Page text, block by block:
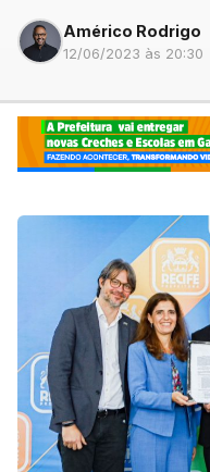
Américo Rodrigo
12/06/2023 às 20:30